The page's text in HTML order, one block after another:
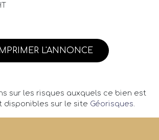
L'ANNONCE
sur les risques auxquels ce bien est
disponibles sur le site Géorisques